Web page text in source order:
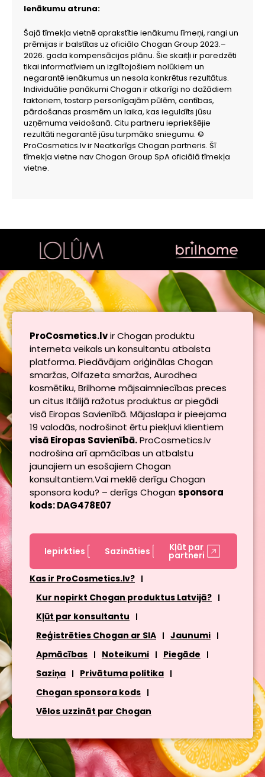
Ienākumu atruna:
Šajā tīmekļa vietnē aprakstītie ienākumu līmeņi, rangi un
prēmijas ir balstītas uz oficiālo Chogan Group 2023.–
2026. gada kompensācijas plānu. Šie skaitļi ir paredzēti
tikai informatīviem un izglītojošiem nolūkiem un
negarantē ienākumus un nesola konkrētus rezultātus.
Individuālie panākumi Chogan ir atkarīgi no dažādiem
faktoriem, tostarp personīgajām pūlēm, centības,
pārdošanas prasmēm un laika, kas ieguldīts jūsu
uzņēmuma veidošanā. Citu partneru iepriekšējie
rezultāti negarantē jūsu turpmāko sniegumu. ©
ProCosmetics.lv ir Neatkarīgs Chogan partneris. Šī
tīmekļa vietne nav Chogan Group SpA oficiālā tīmekļa
vietne.
ProCosmetics.lvir Chogan produktu
interneta veikals un konsultantu atbalsta
platforma. Piedāvājam oriģinālas Chogan
smaržas, Olfazeta smaržas, Aurodhea
kosmētiku, Brilhome mājsaimniecības preces
un citus Itālijā ražotus produktus ar piegādi
visā Eiropas Savienībā. Mājaslapa ir pieejama
19 valodās, nodrošinot ērtu piekļuvi klientiem
visā Eiropas Savienībā.ProCosmetics.lv
nodrošina arī apmācības un atbalstu
jaunajiem un esošajiem Chogan
konsultantiem.Vai meklē derīgu Chogan
sponsora kodu? – derīgs Chogansponsora
kods: DAG478E07
Iepirkties Sazināties Kļūt par
partneri
Kas ir ProCosmetics.lv?
Kur nopirkt Chogan produktus Latvijā?
Kļūt par konsultantu
Reģistrēties Chogan ar SIA
Jaunumi
Apmācības
Noteikumi
Piegāde
Saziņa
Privātuma politika
Chogan sponsora kods
Vēlos uzzināt par Chogan